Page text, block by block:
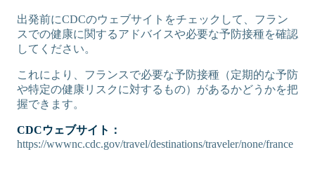
出発前にCDCのウェブサイトをチェックして、フラン
スでの健康に関するアドバイスや必要な予防接種を確認
してください。
これにより、フランスで必要な予防接種（定期的な予防
や特定の健康リスクに対するもの）があるかどうかを把
握できます。
CDCウェブサイト：
https://wwwnc.cdc.gov/travel/destinations/traveler/none/france